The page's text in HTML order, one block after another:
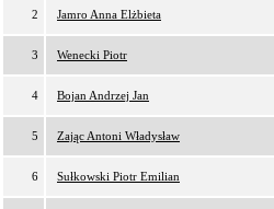
2 Jamro Anna Elżbieta
3 Wenecki Piotr
4 Bojan Andrzej Jan
5 Zając Antoni Władysław
6 Sułkowski Piotr Emilian